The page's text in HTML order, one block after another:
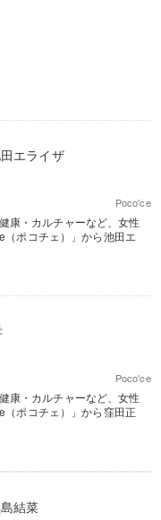
エライザ
Poco'ce
康・カルチャーなど、女性
ポコチェ）」から池田エ
Poco'ce
康・カルチャーなど、女性
ポコチェ）」から窪田正
結菜